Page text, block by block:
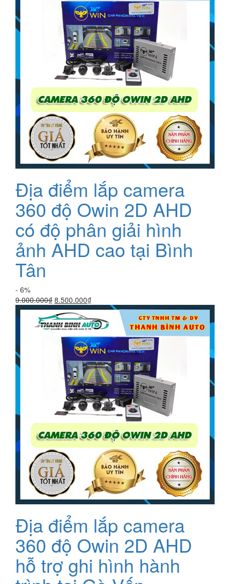
8.500.000₫.
Địa điểm lắp camera
360 độ Owin 2D AHD
có độ phân giải hình
ảnh AHD cao tại Bình
Tân
- 6%
9.000.000₫ Giá
gốc
là:
9.000.000₫.
8.500.000₫Giá
hiện
tại
là:
8.500.000₫.
Địa điểm lắp camera
360 độ Owin 2D AHD
hỗ trợ ghi hình hành